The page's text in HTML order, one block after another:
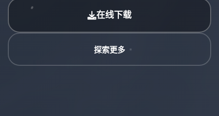
在线下载
探索更多